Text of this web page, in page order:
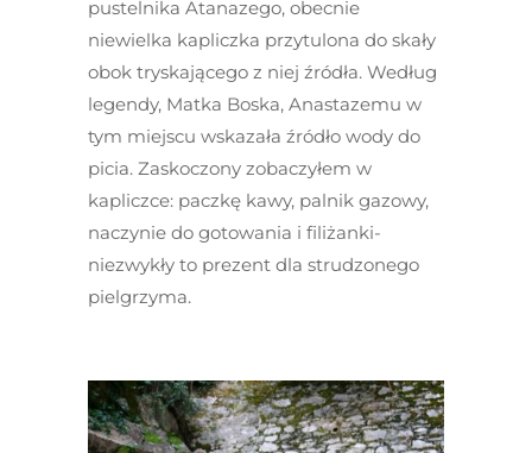
pustelnika Atanazego, obecnie
niewielka kapliczka przytulona do skały
obok tryskającego z niej źródła. Według
legendy, Matka Boska, Anastazemu w
tym miejscu wskazała źródło wody do
picia. Zaskoczony zobaczyłem w
kapliczce: paczkę kawy, palnik gazowy,
naczynie do gotowania i filiżanki-
niezwykły to prezent dla strudzonego
pielgrzyma.